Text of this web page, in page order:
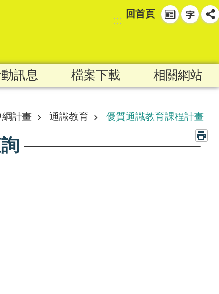
:::
回首頁
訊息 檔案下載 相關網站
計畫 通識教育 優質通識教育課程計畫